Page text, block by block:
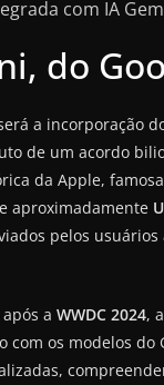
com IA
do
a incorporação
de um acordo
da Apple,
aproximadamente
pelos
a WWDC 2024,
com os modelos